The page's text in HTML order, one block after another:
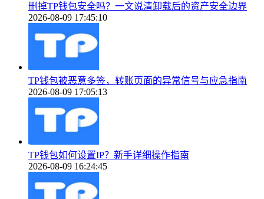
删掉TP钱包安全吗？一文说清卸载后的资产安全边界
2026-08-09 17:45:10
TP钱包被恶意多签，转账页面的异常信号与应急指南
2026-08-09 17:05:13
TP钱包如何设置IP？新手详细操作指南
2026-08-09 16:24:45